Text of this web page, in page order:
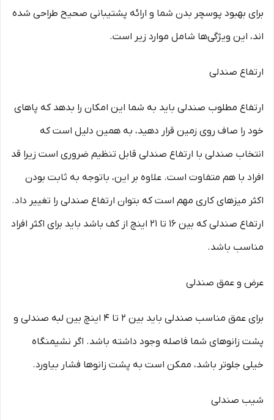
برای بهبود پوسچر بدن شما و ارائه پشتیبانی صحیح طراحی شده
اند، این ویژگی‌ها شامل موارد زیر است.
ارتفاع صندلی
ارتفاع مطلوب صندلی باید به شما این امکان را بدهد که پاهای
خود را صاف روی زمین قرار دهید، به همین دلیل است که
انتخاب صندلی با ارتفاع صندلی قابل تنظیم ضروری است زیرا قد
افراد با هم متفاوت است. علاوه بر این، باتوجه به ثابت بودن
اکثر میزهای کاری مهم است که بتوان ارتفاع صندلی را تغییر داد.
ارتفاع صندلی که بین ۱۶ تا ۲۱ اینچ از کف باشد باید برای اکثر افراد
مناسب باشد.
عرض و عمق صندلی
برای عمق مناسب صندلی باید بین ۲ تا ۴ اینچ بین لبه صندلی و
پشت زانوهای شما فاصله وجود داشته باشد. اگر نشیمنگاه
خیلی جلوتر باشد، ممکن است به پشت زانوها فشار بیاورد.
شیب صندلی